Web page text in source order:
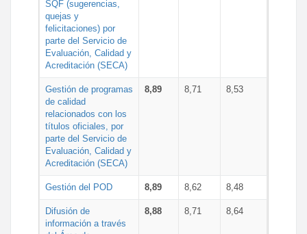
SQF (sugerencias,
quejas y
felicitaciones) por
parte del Servicio de
Evaluación, Calidad y
Acreditación (SECA)
Gestión de programas
de calidad
relacionados con los
títulos oficiales, por
parte del Servicio de
Evaluación, Calidad y
Acreditación (SECA)
8,89 8,71 8,53
Gestión del POD 8,89 8,62 8,48
Difusión de
información a través
8,88 8,71 8,64